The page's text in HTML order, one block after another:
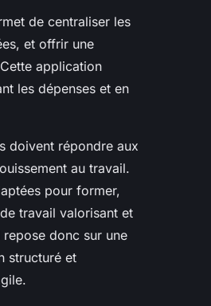
de centraliser les
et offrir une
application
les dépenses et en
doivent répondre aux
au travail.
pour former,
travail valorisant et
repose donc sur une
structuré et